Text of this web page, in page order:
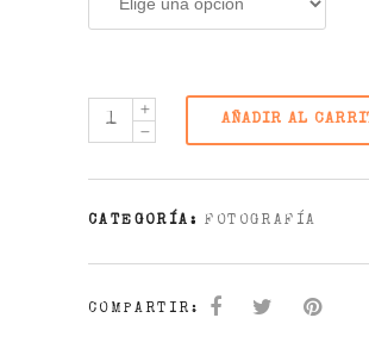
AÑADIR AL
CATEGORÍA:FOTOGRAFÍA
COMPARTIR: